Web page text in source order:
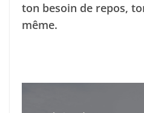
ton besoin de repos,
même.